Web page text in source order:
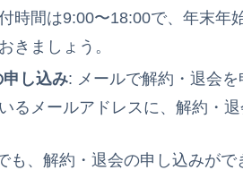
時間は9:00〜18:00で、年末年
きましょう。
申し込み: メールで解約・退会
るメールアドレスに、解約・
も、解約・退会の申し込みが